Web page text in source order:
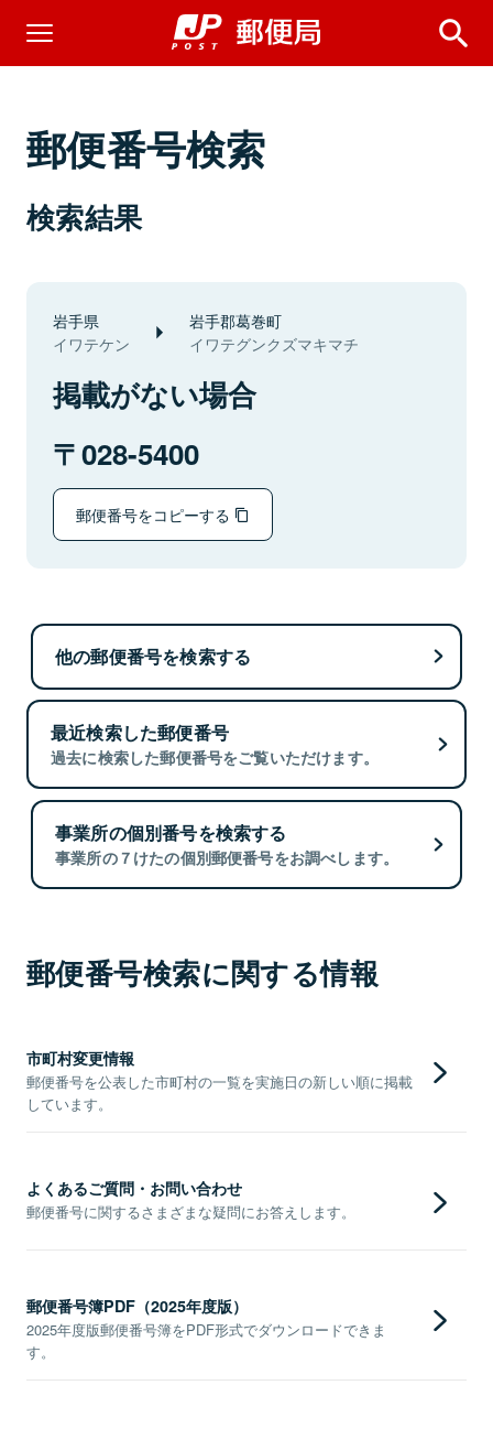
郵便番号検索
検索結果
岩手県
イワテケン
岩手郡葛巻町
イワテグンクズマキマチ
掲載がない場合
028-5400
郵便番号をコピーする
他の郵便番号を検索する
最近検索した郵便番号
過去に検索した郵便番号をご覧いただけます。
事業所の個別番号を検索する
事業所の７けたの個別郵便番号をお調べします。
郵便番号検索に関する情報
市町村変更情報
郵便番号を公表した市町村の一覧を実施日の新しい順に掲載
しています。
よくあるご質問・お問い合わせ
郵便番号に関するさまざまな疑問にお答えします。
郵便番号簿PDF（2025年度版）
2025年度版郵便番号簿をPDF形式でダウンロードできま
す。